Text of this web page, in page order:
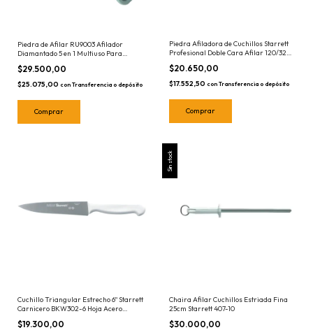
Piedra de Afilar RU9003 Afilador
Diamantado 5 en 1 Multiuso Para
Cuchillos Cuchillas Tijeras Ruhlmann
$29.500,00
$25.075,00 con Transferencia o depósito
Piedra Afiladora de Cuchillos Starrett
Profesional Doble Cara Afilar 120/320
Grueso-Fino
$20.650,00
$17.552,50 con Transferencia o depósito
Cuchillo Triangular Estrecho 6'' Starrett
Carnicero BKW302-6 Hoja Acero
Inoxidable
$19.300,00
Sin stock
Chaira Afilar Cuchillos Estriada Fina
25cm Starrett 407-10
$30.000,00